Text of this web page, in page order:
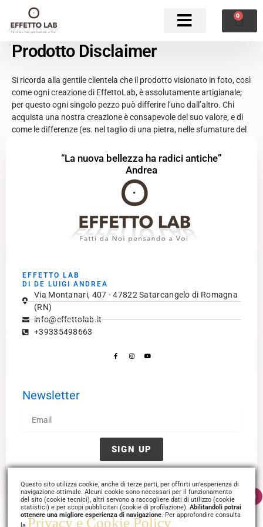
contenuto
0
Prodotto Disclaimer
Si ricorda alla gentile clientela che il prodotto visionato in foto, così
come ogni creazione di EffettoLab, è assolutamente artigianale;
per questo ogni singolo pezzo può differire l’uno dall’altro. Chi
acquista una nostra creazione è consapevole del suo valore, e di
come le differenze (es. nel taglio di una pietra, nelle sfumature del
ma caratteristiche che ne determinano l’unicità.
“La nuova bellezza ha radici antiche”
Andrea
EFFETTO LAB
DI DE LUIGI ANDREA
Via Montanari, 407 - 47822 Satarcangelo di Romagna
(RN)
info@effettolab.it
+39335498663
Facebook-
f
Newsletter
SIGN UP
Termini Disclaimer Privacy
0
Questo sito utilizza cookie, anche di terze parti, per offrirti un’esperienza di
navigazione ottimale. Alcuni cookie sono necessari per il funzionamento
del sito (cookie tecnici), altri servono a raccogliere dati di utilizzo (cookie
statistici) e per scopi pubblicitari (cookie di profilazione).Abilitandoli potrai
ottenere una migliore esperienza di navigazione. Per approfondire consulta
Privacy e Cookie Policy